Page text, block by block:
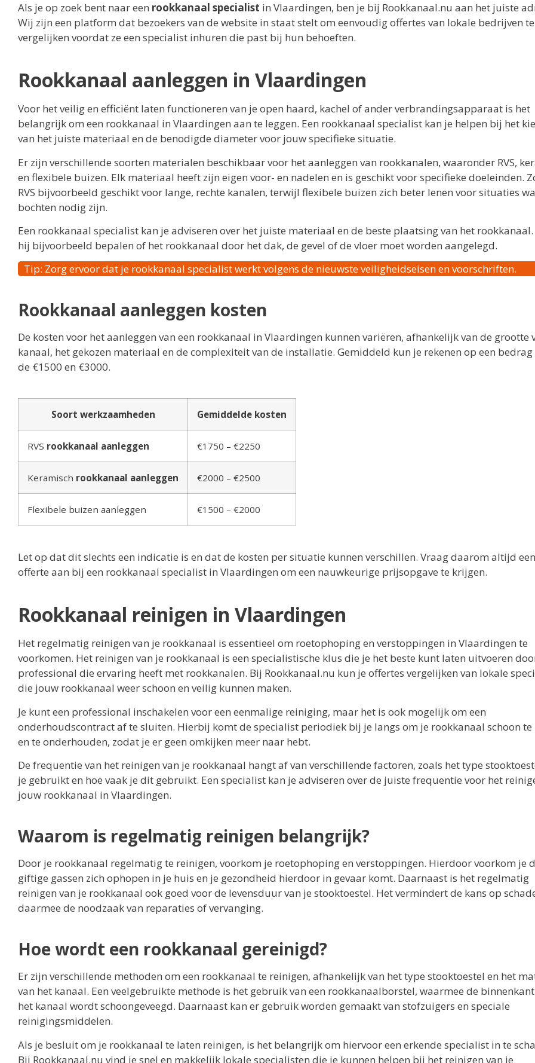
Als je op zoek bent naar een rookkanaal specialist in Vlaardingen, ben je bij Rookkanaal.nu aan het juiste
Wij zijn een platform dat bezoekers van de website in staat stelt om eenvoudig offertes van lokale bedrijven te
vergelijken voordat ze een specialist inhuren die past bij hun behoeften.
Rookkanaal aanleggen in Vlaardingen
Voor het veilig en efficiënt laten functioneren van je open haard, kachel of ander verbrandingsapparaat is het
belangrijk om een rookkanaal in Vlaardingen aan te leggen. Een rookkanaal specialist kan je helpen bij het
van het juiste materiaal en de benodigde diameter voor jouw specifieke situatie.
Er zijn verschillende soorten materialen beschikbaar voor het aanleggen van rookkanalen, waaronder RVS,
en flexibele buizen. Elk materiaal heeft zijn eigen voor- en nadelen en is geschikt voor specifieke doeleinden.
RVS bijvoorbeeld geschikt voor lange, rechte kanalen, terwijl flexibele buizen zich beter lenen voor situaties
bochten nodig zijn.
Een rookkanaal specialist kan je adviseren over het juiste materiaal en de beste plaatsing van het rookkanaal.
hij bijvoorbeeld bepalen of het rookkanaal door het dak, de gevel of de vloer moet worden aangelegd.
Tip: Zorg ervoor dat je rookkanaal specialist werkt volgens de nieuwste veiligheidseisen en voorschriften.
Rookkanaal aanleggen kosten
De kosten voor het aanleggen van een rookkanaal in Vlaardingen kunnen variëren, afhankelijk van de grootte
kanaal, het gekozen materiaal en de complexiteit van de installatie. Gemiddeld kun je rekenen op een bedrag
de €1500 en €3000.
Soort werkzaamheden Gemiddelde kosten
RVS rookkanaal aanleggen €1750 – €2250
Keramisch rookkanaal aanleggen €2000 – €2500
Flexibele buizen aanleggen €1500 – €2000
Let op dat dit slechts een indicatie is en dat de kosten per situatie kunnen verschillen. Vraag daarom altijd een
offerte aan bij een rookkanaal specialist in Vlaardingen om een nauwkeurige prijsopgave te krijgen.
Rookkanaal reinigen in Vlaardingen
Het regelmatig reinigen van je rookkanaal is essentieel om roetophoping en verstoppingen in Vlaardingen te
voorkomen. Het reinigen van je rookkanaal is een specialistische klus die je het beste kunt laten uitvoeren
professional die ervaring heeft met rookkanalen. Bij Rookkanaal.nu kun je offertes vergelijken van lokale
die jouw rookkanaal weer schoon en veilig kunnen maken.
Je kunt een professional inschakelen voor een eenmalige reiniging, maar het is ook mogelijk om een
onderhoudscontract af te sluiten. Hierbij komt de specialist periodiek bij je langs om je rookkanaal schoon te
en te onderhouden, zodat je er geen omkijken meer naar hebt.
De frequentie van het reinigen van je rookkanaal hangt af van verschillende factoren, zoals het type
je gebruikt en hoe vaak je dit gebruikt. Een specialist kan je adviseren over de juiste frequentie voor het
jouw rookkanaal in Vlaardingen.
Waarom is regelmatig reinigen belangrijk?
Door je rookkanaal regelmatig te reinigen, voorkom je roetophoping en verstoppingen. Hierdoor voorkom je
giftige gassen zich ophopen in je huis en je gezondheid hierdoor in gevaar komt. Daarnaast is het regelmatig
reinigen van je rookkanaal ook goed voor de levensduur van je stooktoestel. Het vermindert de kans op
daarmee de noodzaak van reparaties of vervanging.
Hoe wordt een rookkanaal gereinigd?
Er zijn verschillende methoden om een rookkanaal te reinigen, afhankelijk van het type stooktoestel en het
van het kanaal. Een veelgebruikte methode is het gebruik van een rookkanaalborstel, waarmee de
het kanaal wordt schoongeveegd. Daarnaast kan er gebruik worden gemaakt van stofzuigers en speciale
reinigingsmiddelen.
Als je besluit om je rookkanaal te laten reinigen, is het belangrijk om hiervoor een erkende specialist in te
Bij Rookkanaal.nu vind je snel en makkelijk lokale specialisten die je kunnen helpen bij het reinigen van je